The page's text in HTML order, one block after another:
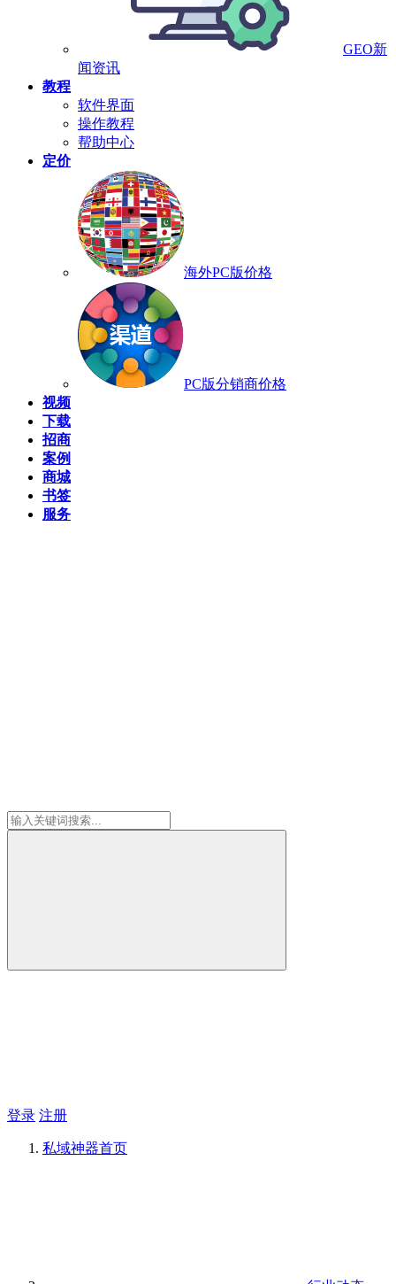
GEO新
闻资讯
教程
软件界面
操作教程
帮助中心
定价
海外PC版价格
PC版分销商价格
视频
下载
招商
案例
商城
书签
服务
登录 注册
私域神器首页